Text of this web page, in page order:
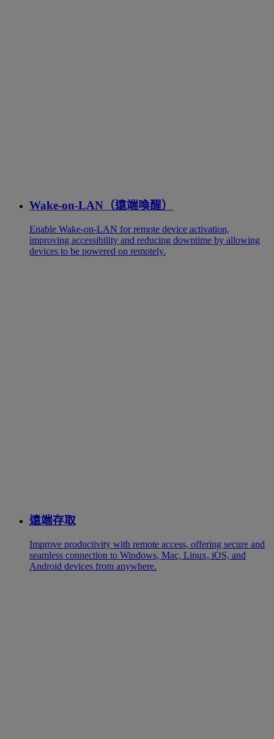
Wake-on-LAN（遠端喚醒）
Enable Wake-on-LAN for remote device activation,
improving accessibility and reducing downtime by allowing
devices to be powered on remotely.
遠端存取
Improve productivity with remote access, offering secure and
seamless connection to Windows, Mac, Linux, iOS, and
Android devices from anywhere.